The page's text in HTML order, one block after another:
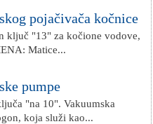
pojačivača kočnice
ključ "13" za kočione vodove,
Matice...
pumpe
"na 10". Vakuumska
koja služi kao...